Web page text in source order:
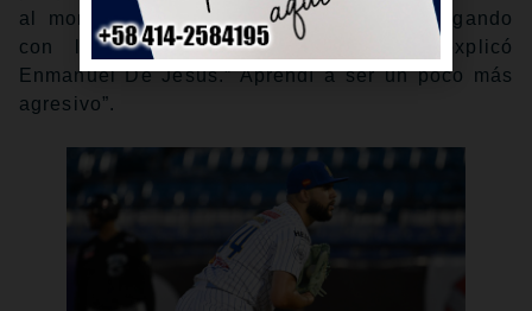
al momento de hacer swing, y estaban jugando
con la zona de strike automática”, explicó
Enmanuel De Jesús.” Aprendí a ser un poco más
agresivo”.